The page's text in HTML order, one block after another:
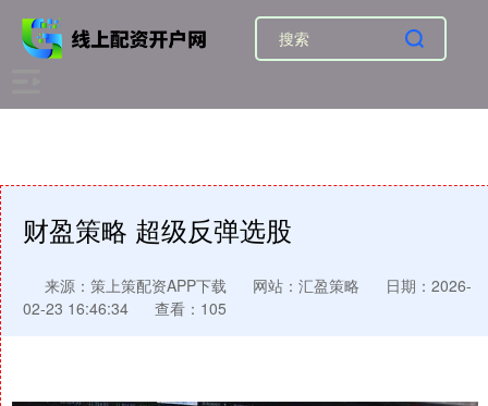
财盈策略 超级反弹选股
来源：策上策配资APP下载 网站：汇盈策略
日期：2026-
02-23 16:46:34
查看：105